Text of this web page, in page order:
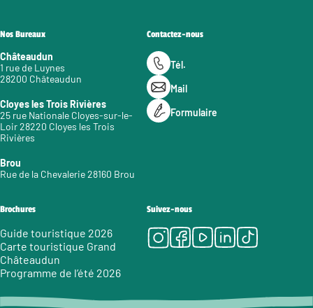
Nos Bureaux
Châteaudun
1 rue de Luynes
28200 Châteaudun
Cloyes les Trois Rivières
25 rue Nationale Cloyes-sur-le-
Loir 28220 Cloyes les Trois
Rivières
Brou
Rue de la Chevalerie 28160 Brou
Contactez-nous
Tél.
Mail
Formulaire
Brochures
Guide touristique 2026
Carte touristique Grand
Châteaudun
Programme de l’été 2026
Suivez-nous
Instagram
Facebook
Youtube
LinkedIn
Tiktok